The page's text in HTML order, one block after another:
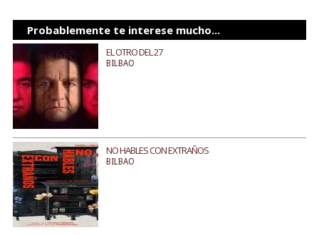
Probablemente te interese mucho...
EL OTRO DEL 27
BILBAO
NO HABLES CON EXTRAÑOS
BILBAO